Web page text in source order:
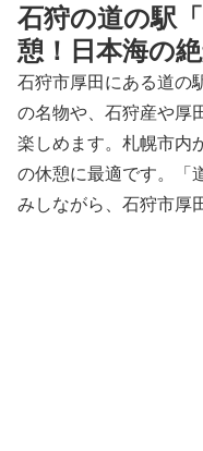
石狩の道の駅
憩！日本海の
石狩市厚田にある道の
の名物や、石狩産や厚
楽しめます。札幌市内
の休憩に最適です。「
みしながら、石狩市厚